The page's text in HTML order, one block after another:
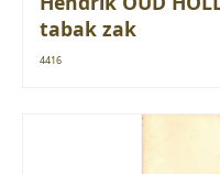
tabak zak
4416